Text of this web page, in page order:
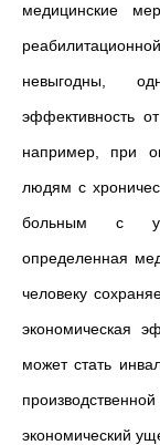
медицинские
невыгодны,
эффективность
например, при
людям с
больным с
определенная
человеку
экономическая
может стать
экономический